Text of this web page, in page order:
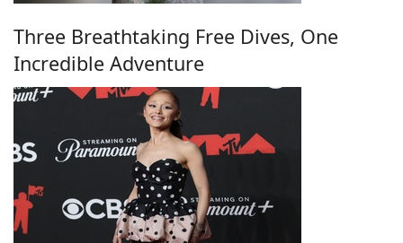
Three Breathtaking Free Dives, One
Incredible Adventure